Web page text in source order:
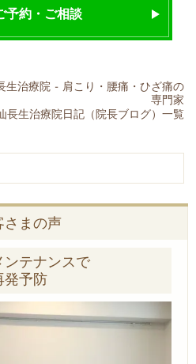
予約・ご相談
生治療院 - 肩こり・腰痛・ひざ痛の
専門家
長生治療院日記（院長ブログ）一覧
さまの声
ンテナンスで
発予防